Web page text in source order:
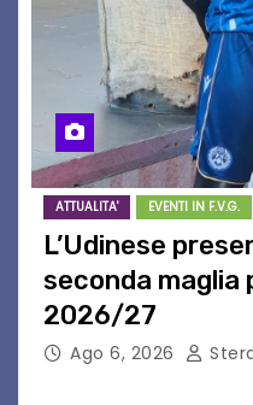
ATTUALITA' EVENTI IN F.V.G.
L’Udinese
seconda maglia
2026/27
Ago 6, 2026